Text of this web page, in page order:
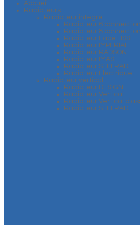
Accueil
Radiateurs
Radiateur intégré
Radiateur 6
Radiateur 8
Radiateur Face LISSE -
Radiateur IMPERIAL
Radiateur RADSON
Radiateur IMAS
Radiateur STELRAD
Radiateur Electrique
Radiateur vertical
Radiateur DESIGN
Radiateur Vertical
Radiateur Vertical
Radiateur STELRAD